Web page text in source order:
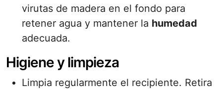
virutas de madera en el fondo para
retener agua y mantener la humedad
adecuada.
Higiene y limpieza
Limpia regularmente el recipiente. Retira